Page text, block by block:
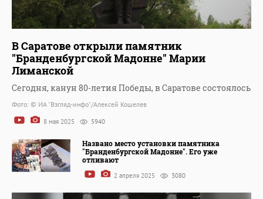
В Саратове открыли памятник
"Бранденбургской Мадонне" Марии
Лиманской
Сегодня, канун 80-летия Победы, в Саратове состоялось
Фото: © ИА "Взгляд-инфо"/Алексей Кошелев
8 мая 2025 5940
Названо место установки памятника
"Бранденбургской Мадонне". Его уже
отливают
2 апреля 2025 3080